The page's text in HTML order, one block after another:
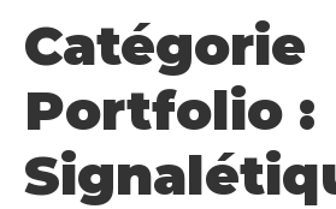
Catégorie
Portfolio :